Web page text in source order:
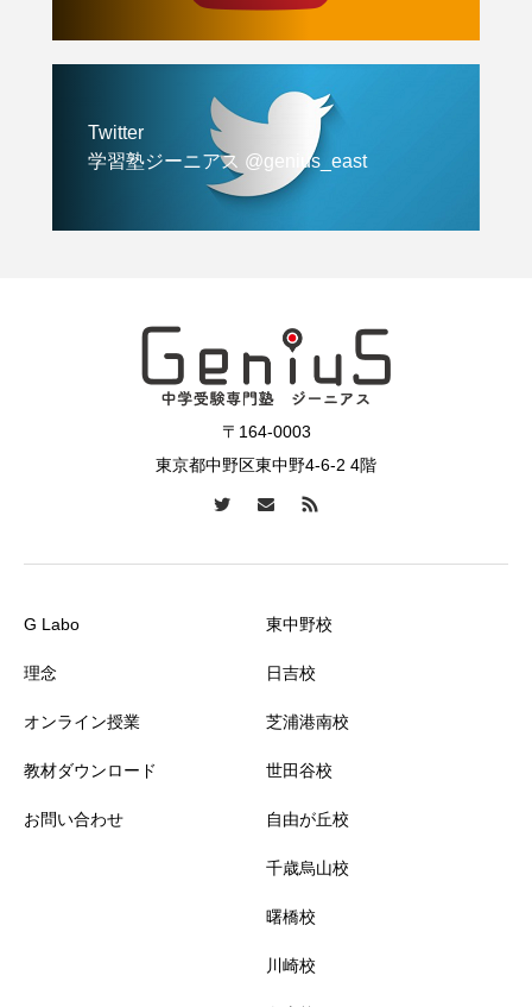
Twitter
学習塾ジーニアス @genius_east
〒164-0003
東京都中野区東中野4-6-2 4階
G Labo
理念
オンライン授業
教材ダウンロード
お問い合わせ
東中野校
日吉校
芝浦港南校
世田谷校
自由が丘校
千歳烏山校
曙橋校
川崎校